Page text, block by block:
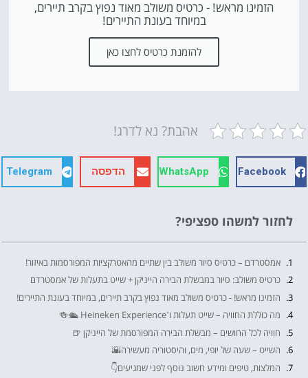
הזמינו מראש! - כרטיס משולב מאוד נפוץ בקרב תיירים,
במיוחד בעונת התיירים!
להזמנת כרטיס לחצו כאן
אהבת? נא לדרג!
Facebook
WhatsApp הדפסה Telegram
לחזור למשהו ספציפי?
אמסטרדם – כרטיס סיור משולב בין שתיים מהאטרקציות המפורסמות באיזור!
כרטיס משולב: סיור במבשלת הבירה הייניקן + שייט בתעלות של אמסטרדם
הזמינו מראש! - כרטיס משולב מאוד נפוץ בקרב תיירים, במיוחד בעונת התיירים!
מה כוללת החוויה – שייט תעלות ו־Heineken Experience 🛳️🍻
חוויה לכל החושים – מבשלת הבירה המפורסמת של הייניקן 🍺
השייט – שעה של יופי, מים, והיסטוריה מעשירה🌇
המלצות, טיפים ומידע חשוב נוסף לפני שמגיעים👇